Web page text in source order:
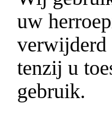
uw
verwijderd
tenzij u
gebruik.